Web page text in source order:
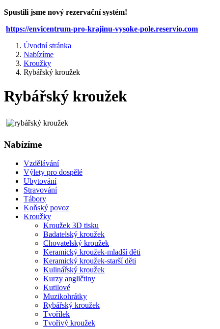
Spustili jsme nový rezervační systém!
https://envicentrum-pro-krajinu-vysoke-pole.reservio.com
Úvodní stránka
Nabízíme
Kroužky
Rybářský kroužek
Rybářský kroužek
Nabízíme
Vzdělávání
Výlety pro dospělé
Ubytování
Stravování
Tábory
Koňský povoz
Kroužky
Kroužek 3D tisku
Badatelský kroužek
Chovatelský kroužek
Keramický kroužek-mladší děti
Keramický kroužek-starší děti
Kulinářský kroužek
Kurzy angličtiny
Kutilové
Muzikohrátky
Rybářský kroužek
Tvořílek
Tvořivý kroužek